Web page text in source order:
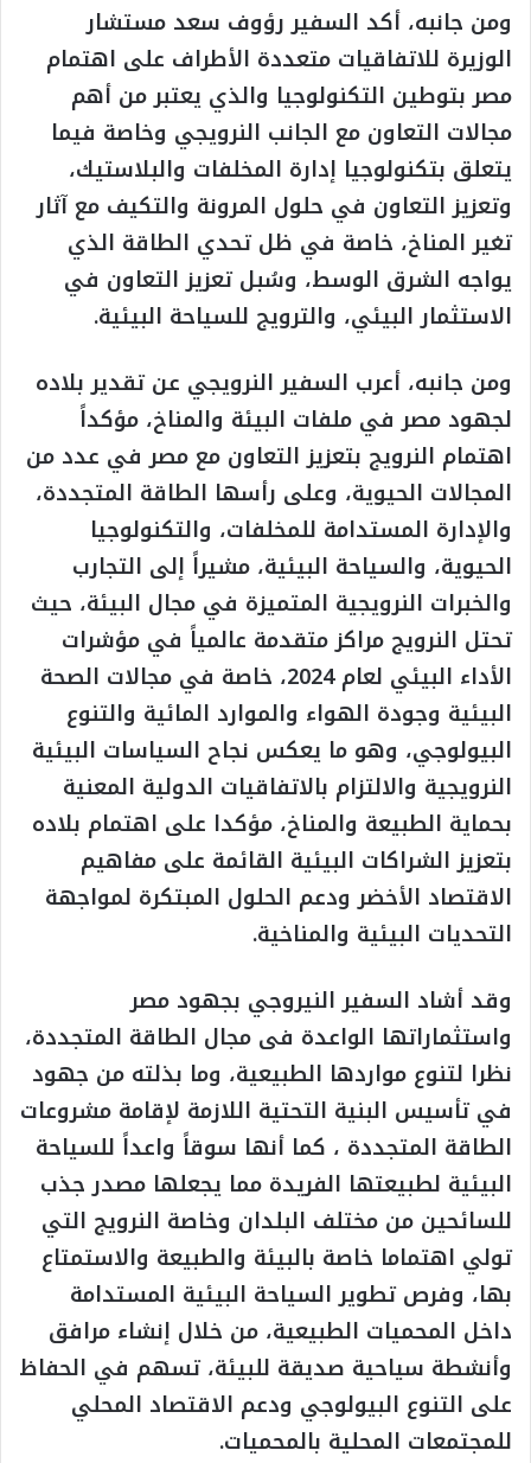
ومن جانبه، أكد السفير رؤوف سعد مستشار
الوزيرة للاتفاقيات متعددة الأطراف على اهتمام
مصر بتوطين التكنولوجيا والذي يعتبر من أهم
مجالات التعاون مع الجانب النرويجي وخاصة فيما
يتعلق بتكنولوجيا إدارة المخلفات والبلاستيك،
وتعزيز التعاون في حلول المرونة والتكيف مع آثار
تغير المناخ، خاصة في ظل تحدي الطاقة الذي
يواجه الشرق الوسط، وسُبل تعزيز التعاون في
الاستثمار البيئي، والترويج للسياحة البيئية.
ومن جانبه، أعرب السفير النرويجي عن تقدير بلاده
لجهود مصر في ملفات البيئة والمناخ، مؤكداً
اهتمام النرويج بتعزيز التعاون مع مصر في عدد من
المجالات الحيوية، وعلى رأسها الطاقة المتجددة،
والإدارة المستدامة للمخلفات، والتكنولوجيا
الحيوية، والسياحة البيئية، مشيراً إلى التجارب
والخبرات النرويجية المتميزة في مجال البيئة، حيث
تحتل النرويج مراكز متقدمة عالمياً في مؤشرات
الأداء البيئي لعام 2024، خاصة في مجالات الصحة
البيئية وجودة الهواء والموارد المائية والتنوع
البيولوجي، وهو ما يعكس نجاح السياسات البيئية
النرويجية والالتزام بالاتفاقيات الدولية المعنية
بحماية الطبيعة والمناخ، مؤكدا على اهتمام بلاده
بتعزيز الشراكات البيئية القائمة على مفاهيم
الاقتصاد الأخضر ودعم الحلول المبتكرة لمواجهة
التحديات البيئية والمناخية.
وقد أشاد السفير النيروجي بجهود مصر
واستثماراتها الواعدة فى مجال الطاقة المتجددة،
نظرا لتنوع مواردها الطبيعية، وما بذلته من جهود
في تأسيس البنية التحتية اللازمة لإقامة مشروعات
الطاقة المتجددة ، كما أنها سوقاً واعداً للسياحة
البيئية لطبيعتها الفريدة مما يجعلها مصدر جذب
للسائحين من مختلف البلدان وخاصة النرويج التي
تولي اهتماما خاصة بالبيئة والطبيعة والاستمتاع
بها، وفرص تطوير السياحة البيئية المستدامة
داخل المحميات الطبيعية، من خلال إنشاء مرافق
وأنشطة سياحية صديقة للبيئة، تسهم في الحفاظ
على التنوع البيولوجي ودعم الاقتصاد المحلي
للمجتمعات المحلية بالمحميات.